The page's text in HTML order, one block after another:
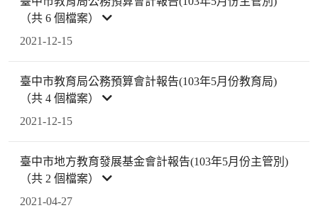
（共 6 個檔案）
2021-12-15
臺中市教育局公務預算會計報告(103年5月份教育局)
（共 4 個檔案）
2021-12-15
臺中市地方教育發展基金會計報告(103年5月份主管別)
（共 2 個檔案）
2021-04-27